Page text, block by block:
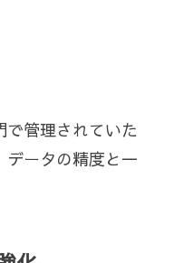
管理されていた
データの精度と一